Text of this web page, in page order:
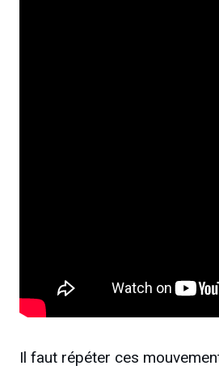
Il faut répéter ces